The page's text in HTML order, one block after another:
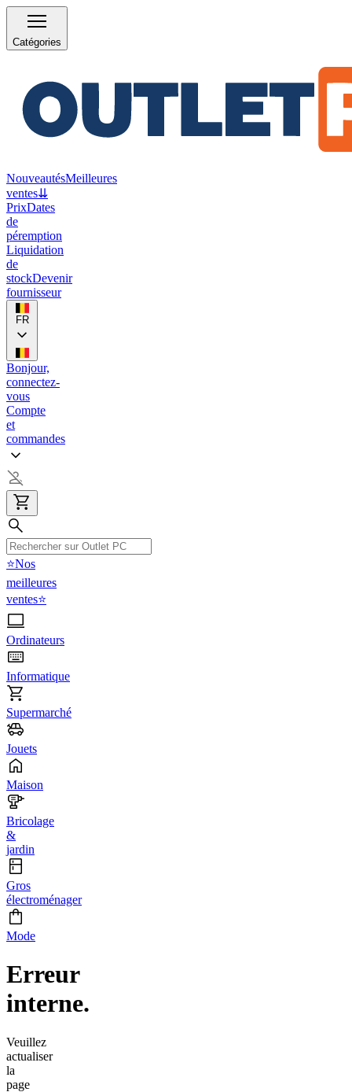
Catégories
NouveautésMeilleures
ventes⇊
PrixDates
de
péremption
Liquidation
de
stockDevenir
fournisseur
FR
Bonjour,
connectez-
vous
Compte
et
commandes
⭐Nos
meilleures
ventes⭐
Ordinateurs
Informatique
Supermarché
Jouets
Maison
Bricolage
&
jardin
Gros
électroménager
Mode
Erreur
interne.
Veuillez
actualiser
la
page